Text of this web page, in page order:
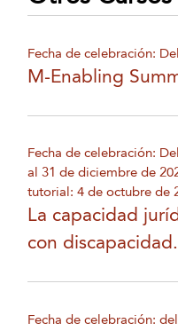
Fecha de celebración:
M-Enabling
Fecha de celebración:
al 31 de diciembre de
tutorial: 4 de octubre de
La capacidad
con
Fecha de celebración: